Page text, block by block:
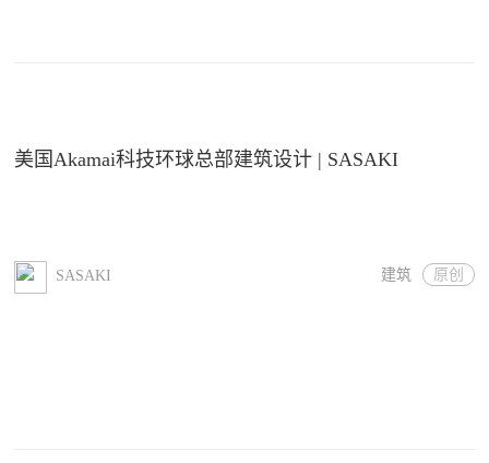
美国Akamai科技环球总部建筑设计 | SASAKI
SASAKI 建筑 原创